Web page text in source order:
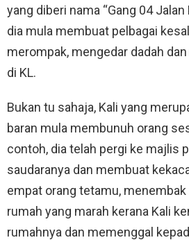
yang diberi nama “Gang 04 Jalan
dia mula membuat pelbagai
merompak, mengedar dadah
di KL.
Bukan tu sahaja, Kali yang
baran mula membunuh orang
contoh, dia telah pergi ke majlis
saudaranya dan membuat
empat orang tetamu,
rumah yang marah kerana Kali
rumahnya dan memenggal